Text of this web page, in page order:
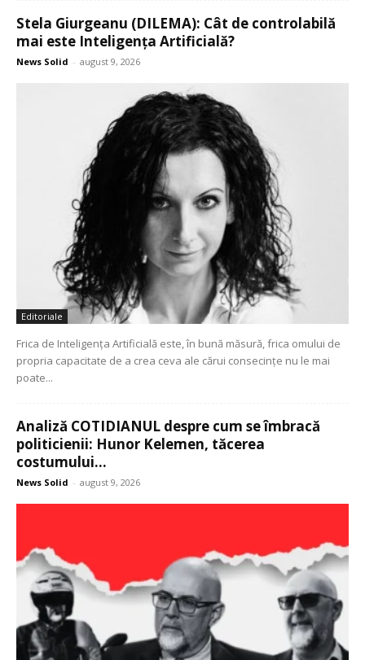
Stela Giurgeanu (DILEMA): Cât de controlabilă
mai este Inteligența Artificială?
News Solid - august 9, 2026
Editoriale
Frica de Inteligența Artificială este, în bună măsură, frica omului de
propria capacitate de a crea ceva ale cărui consecințe nu le mai
poate...
Analiză COTIDIANUL despre cum se îmbracă
politicienii: Hunor Kelemen, tăcerea
costumului...
News Solid - august 9, 2026